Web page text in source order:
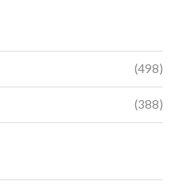
(498)
(388)